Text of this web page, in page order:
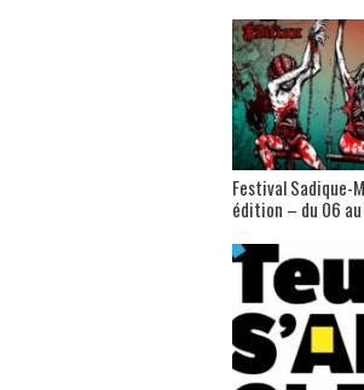
Festival Sadique-
édition – du 06